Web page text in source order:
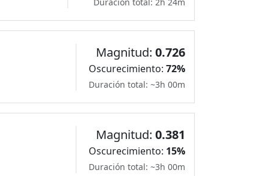
Magnitud: 0.726
Oscurecimiento: 72%
Duración total: ~3h 00m
Magnitud: 0.381
Oscurecimiento: 15%
Duración total: ~3h 00m